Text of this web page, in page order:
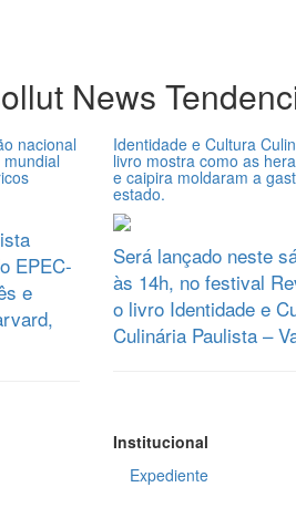
News
nacional
EPEC-
e
Identidade e Cultura
livro mostra como as
e caipira moldaram a
estado.
Será lançado neste
às 14h, no festival
o livro Identidade e
Culinária Paulista –
Institucional
Expediente